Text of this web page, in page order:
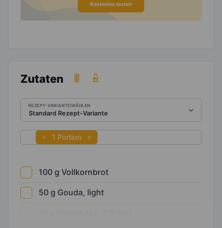
Kostenlos testen
Zutaten
REZEPT-VARIANTE WÄHLEN
1 Portion
100 g Vollkornbrot
50 g Gouda, light